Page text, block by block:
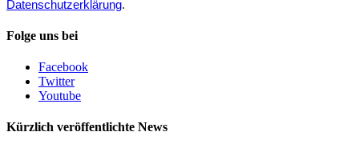
Datenschutzerklärung.
Folge uns bei
Facebook
Twitter
Youtube
Kürzlich veröffentlichte News